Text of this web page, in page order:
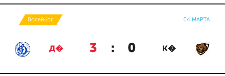
Волейбол 04 МАРТА
Д� 3 : 0 К�